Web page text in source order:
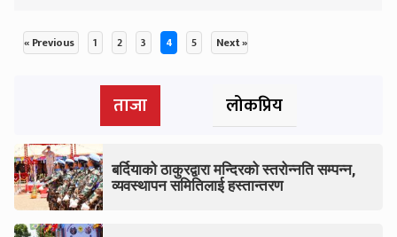
Posts
pagination
« Previous 1 2 3 4 5 Next »
ताजा लोकप्रिय
बर्दियाको ठाकुरद्वारा मन्दिरको स्तरोन्नति सम्पन्न,
व्यवस्थापन समितिलाई हस्तान्तरण